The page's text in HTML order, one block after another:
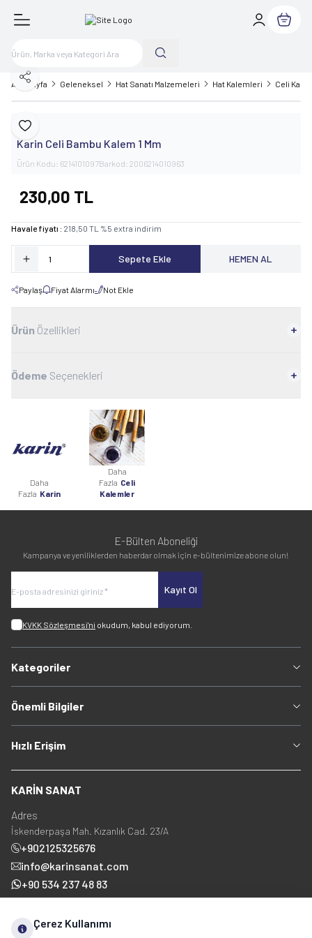
Sepetim
Ana Sayfa Geleneksel Hat Sanatı Malzemeleri Hat Kalemleri Celi
Favoriye Ekle
Paylaş
Karin
Karin Celi Bambu Kalem 1 Mm
Ürün Kodu: 6214101097Barkod: 2006214010963
230,00 TL
Havale fiyatı : 218,50 TL %5 extra indirim
Sepete Ekle HEMEN AL
Paylaş Fiyat Alarmı Not Ekle
Ürün Özellikleri
Ödeme Seçenekleri
Daha
Fazla Karin
Daha
Fazla Celi
Kalemler
E-Bülten Aboneliği
Kampanya ve yeniliklerden haberdar olmak için e-bültenimize abone olun!
Kayıt Ol
KVKK Sözleşmesi'ni okudum, kabul ediyorum.
Kategoriler
Önemli Bilgiler
Hızlı Erişim
KARİN SANAT
Adres
İskenderpaşa Mah. Kızanlık Cad. 23/A
+902125325676
info@karinsanat.com
+90 534 237 48 83
Çerez Kullanımı